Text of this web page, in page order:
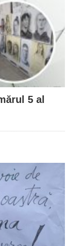
5 al